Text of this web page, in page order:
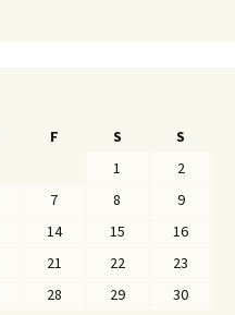
F S
S
1
2
7 8
9
14 15
16
21 22
23
28 29
30